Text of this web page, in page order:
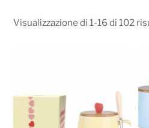
Visualizzazione di 1-16 di 102